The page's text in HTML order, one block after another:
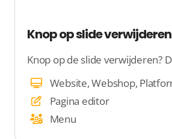
Knop op slide verwijderen
Pagina editor
Menu